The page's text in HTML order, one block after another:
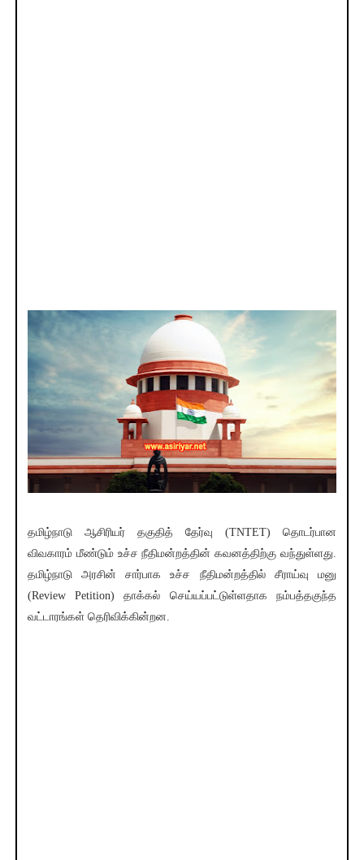
தமிழ்நாடு ஆசிரியர் தகுதித் தேர்வு (TNTET) தொடர்பான
விவகாரம் மீண்டும் உச்ச நீதிமன்றத்தின் கவனத்திற்கு வந்துள்ளது.
தமிழ்நாடு அரசின் சார்பாக உச்ச நீதிமன்றத்தில் சீராய்வு மனு
(Review Petition) தாக்கல் செய்யப்பட்டுள்ளதாக நம்பத்தகுந்த
வட்டாரங்கள் தெரிவிக்கின்றன.